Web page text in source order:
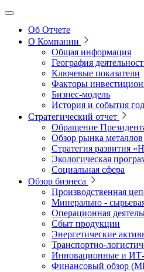
Об Отчете
О Компании
Общая информация
География
Ключевые показатели
Факторы
Бизнес-модель
История и события
Стратегический отчет
Обращение
Обзор рынка металлов
Стратегия развития
Экологическая
Социальная сфера
Обзор бизнеса
Производственная
Минерально ‑
Операционная
Сбыт продукции
Энергетические
Транспортно-
Инновационные и
Финансовый обзор